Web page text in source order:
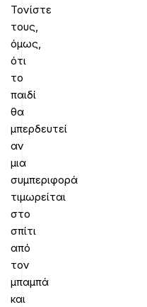
Τονίστε
τους,
όμως,
ότι
το
παιδί
θα
μπερδευτεί
αν
μια
συμπεριφορά
τιμωρείται
στο
σπίτι
από
τον
μπαμπά
και